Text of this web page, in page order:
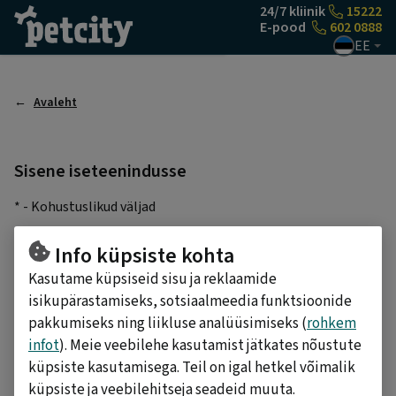
24/7 kliinik
15222
E-pood
602 0888
EE
Avaleht
Sisene iseteenindusse
* - Kohustuslikud väljad
E-posti aadress
Salasõna*
SISENE
Info küpsiste kohta
Kasutame küpsiseid sisu ja reklaamide
isikupärastamiseks, sotsiaalmeedia funktsioonide
pakkumiseks ning liikluse analüüsimiseks (rohkem
infot). Meie veebilehe kasutamist jätkates nõustute
küpsiste kasutamisega. Teil on igal hetkel võimalik
küpsiste ja veebilehitseja seadeid muuta.